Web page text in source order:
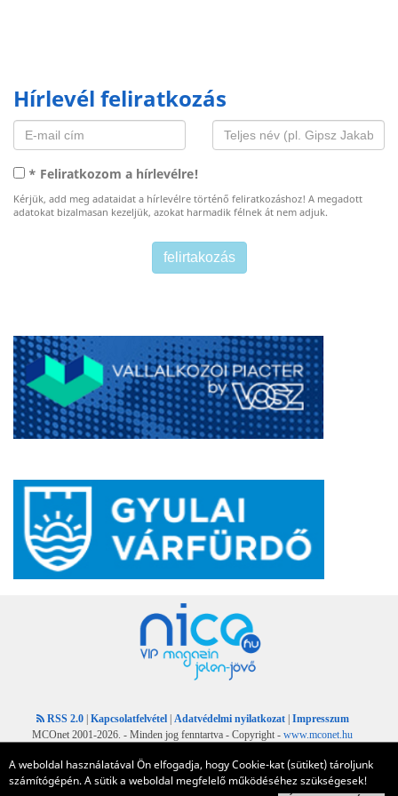
A weboldal használatával Ön elfogadja, hogy Cookie-kat (sütiket) tároljunk
számítógépén. A sütik a weboldal megfelelő működéséhez szükségesek!
Hírlevél feliratkozás
* Feliratkozom a hírlevélre!
Kérjük, add meg adataidat a hírlevélre történő feliratkozáshoz! A megadott
adatokat bizalmasan kezeljük, azokat harmadik félnek át nem adjuk.
RSS 2.0 Kapcsolatfelvétel Adatvédelmi nyilatkozat
Impresszum
MCOnet 2001-2026. - Minden jog fenntartva - Copyright - www.mconet.hu